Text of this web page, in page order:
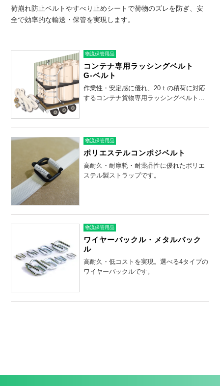
荷崩れ防止ベルトやすべり止めシートで荷物のズレを防ぎ、安
全で効率的な輸送・保管を実現します。
物流保管用品
コンテナ専用ラッシングベルト
G-ベルト
作業性・安定感に優れ、20ｔの積荷に対応
するコンテナ貨物専用ラッシングベルトで
物流保管用品
ポリエステルコンポジベルト
高耐久・耐摩耗・耐薬品性に優れたポリエ
ステル製ストラップです。
物流保管用品
ワイヤーバックル・メタルバック
ル
高耐久・低コストを実現。選べる4タイプの
ワイヤーバックルです。